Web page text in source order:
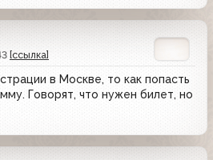
[ссылка]
в Москве, то как попасть
Говорят, что нужен билет, но